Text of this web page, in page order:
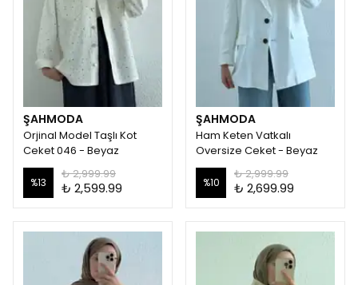
ŞAHMODA
Orjinal Model Taşlı Kot
Ceket 046 - Beyaz
%13
₺ 2,999.99
₺ 2,599.99
ŞAHMODA
Ham Keten Vatkalı
Oversize Ceket - Beyaz
%10
₺ 2,999.99
₺ 2,699.99